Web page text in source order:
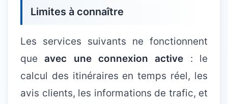
Limites à connaître
Les services suivants ne fonctionnent
queavec une connexion active : le
calcul des itinéraires en temps réel, les
avis clients, les informations de trafic, et